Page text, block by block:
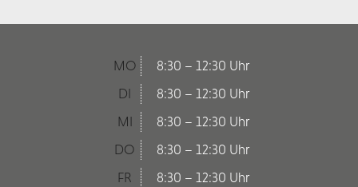
MO
8:30 – 12:30 Uhr
DI
8:30 – 12:30 Uhr
MI
8:30 – 12:30 Uhr
DO
8:30 – 12:30 Uhr
FR
8:30 – 12:30 Uhr